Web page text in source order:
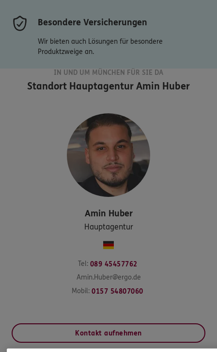
Besondere Versicherungen
Wir bieten auch Lösungen für besondere
Produktzweige an.
IN UND UM MÜNCHEN FÜR SIE DA
Standort Hauptagentur Amin Huber
Amin Huber
Hauptagentur
Tel: 089 45457762
Amin.Huber@ergo.de
Mobil: 0157 54807060
Kontakt aufnehmen